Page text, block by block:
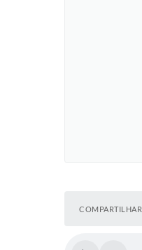
COMPARTILHAR